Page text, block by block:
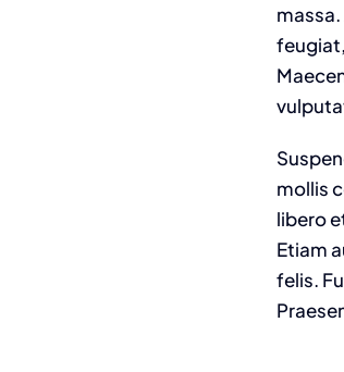
feugiat,
mollis
libero
Etiam
felis.